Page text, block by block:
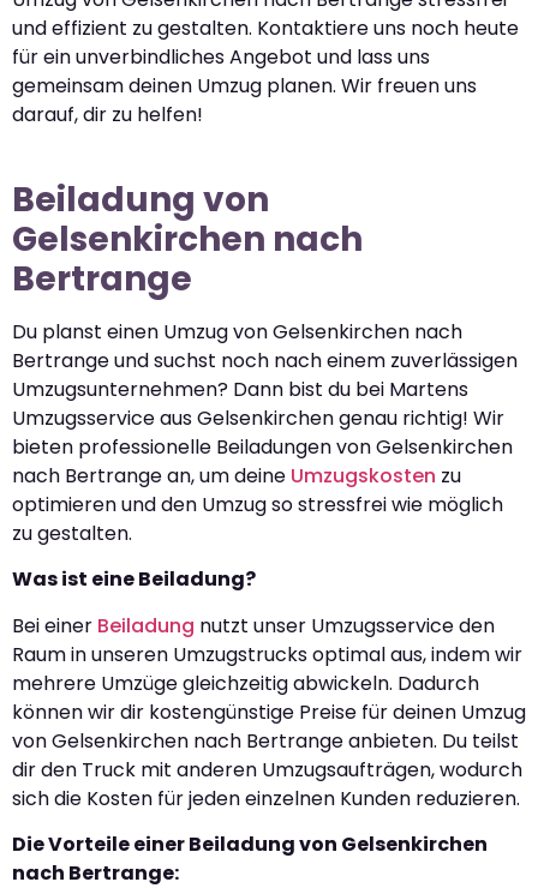
und effizient zu gestalten. Kontaktiere uns noch heute
für ein unverbindliches Angebot und lass uns
gemeinsam deinen Umzug planen. Wir freuen uns
darauf, dir zu helfen!
Beiladung von
Gelsenkirchen nach
Bertrange
Du planst einen Umzug von Gelsenkirchen nach
Bertrange und suchst noch nach einem zuverlässigen
Umzugsunternehmen? Dann bist du bei Martens
Umzugsservice aus Gelsenkirchen genau richtig! Wir
bieten professionelle Beiladungen von Gelsenkirchen
nach Bertrange an, um deine Umzugskosten zu
optimieren und den Umzug so stressfrei wie möglich
zu gestalten.
Was ist eine Beiladung?
Bei einer Beiladung nutzt unser Umzugsservice den
Raum in unseren Umzugstrucks optimal aus, indem wir
mehrere Umzüge gleichzeitig abwickeln. Dadurch
können wir dir kostengünstige Preise für deinen Umzug
von Gelsenkirchen nach Bertrange anbieten. Du teilst
dir den Truck mit anderen Umzugsaufträgen, wodurch
sich die Kosten für jeden einzelnen Kunden reduzieren.
Die Vorteile einer Beiladung von Gelsenkirchen
nach Bertrange: